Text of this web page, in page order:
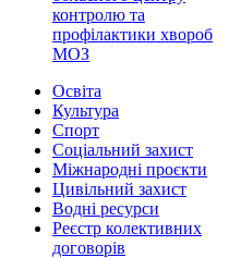
контролю та
профілактики хвороб
МОЗ
Освіта
Культура
Спорт
Соціальний захист
Міжнародні проєкти
Цивільний захист
Водні ресурси
Реєстр колективних
договорів